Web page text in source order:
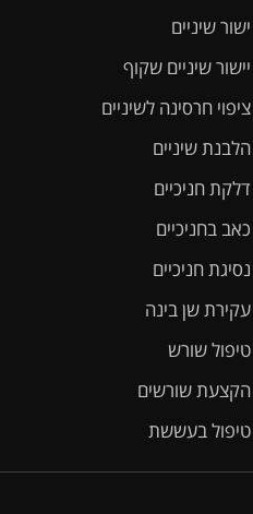
ישור שיניים
יישור שיניים שקוף
ציפוי חרסינה לשיניים
הלבנת שיניים
דלקת חניכיים
כאב בחניכיים
נסיגת חניכיים
עקירת שן בינה
טיפול שורש
הקצעת שורשים
טיפול בעששת